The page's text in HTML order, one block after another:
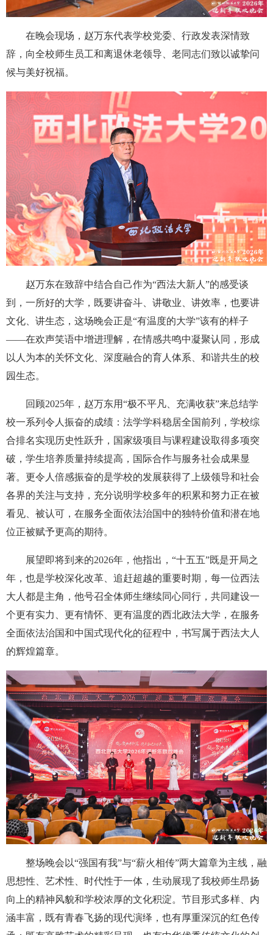
在晚会现场，赵万东代表学校党委、行政发表深情致
辞，向全校师生员工和离退休老领导、老同志们致以诚挚问
候与美好祝福。
赵万东在致辞中结合自己作为“西法大新人”的感受谈
到，一所好的大学，既要讲奋斗、讲敬业、讲效率，也要讲
文化、讲生态，这场晚会正是“有温度的大学”该有的样子
——在欢声笑语中增进理解，在情感共鸣中凝聚认同，形成
以人为本的关怀文化、深度融合的育人体系、和谐共生的校
园生态。
回顾2025年，赵万东用“极不平凡、充满收获”来总结学
校一系列令人振奋的成绩：法学学科稳居全国前列，学校综
合排名实现历史性跃升，国家级项目与课程建设取得多项突
破，学生培养质量持续提高，国际合作与服务社会成果显
著。更令人倍感振奋的是学校的发展获得了上级领导和社会
各界的关注与支持，充分说明学校多年的积累和努力正在被
看见、被认可，在服务全面依法治国中的独特价值和潜在地
位正被赋予更高的期待。
展望即将到来的2026年，他指出，“十五五”既是开局之
年，也是学校深化改革、追赶超越的重要时期，每一位西法
大人都是主角，他号召全体师生继续同心同行，共同建设一
个更有实力、更有情怀、更有温度的西北政法大学，在服务
全面依法治国和中国式现代化的征程中，书写属于西法大人
的辉煌篇章。
整场晚会以“强国有我”与“薪火相传”两大篇章为主线，融
思想性、艺术性、时代性于一体，生动展现了我校师生昂扬
向上的精神风貌和学校浓厚的文化积淀。节目形式多样、内
涵丰富，既有青春飞扬的现代演绎，也有厚重深沉的红色传